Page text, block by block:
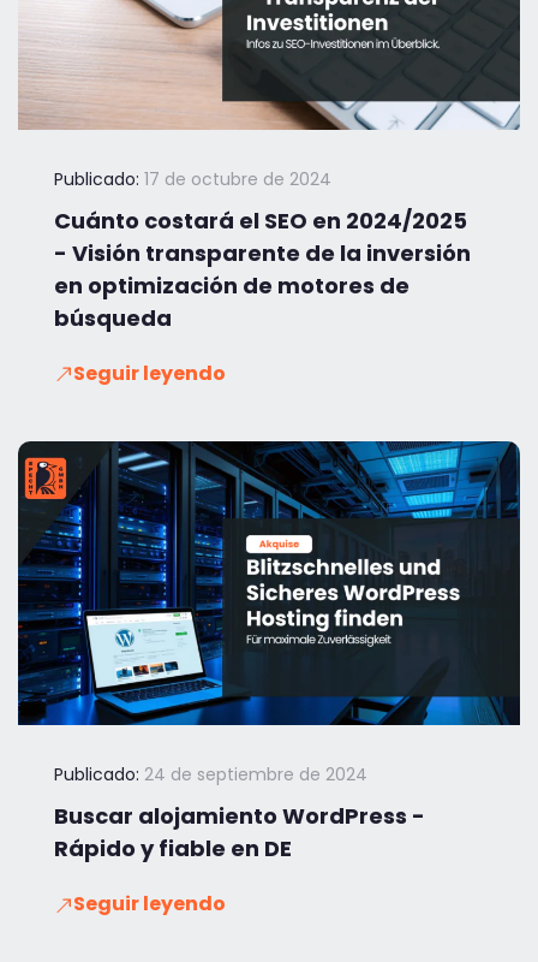
Publicado: 17 de octubre de 2024
Cuánto costará el SEO en 2024/2025
- Visión transparente de la inversión
en optimización de motores de
búsqueda
Seguir leyendo
Publicado: 24 de septiembre de 2024
Buscar alojamiento WordPress -
Rápido y fiable en DE
Seguir leyendo